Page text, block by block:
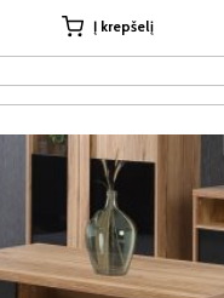
Į krepšelį